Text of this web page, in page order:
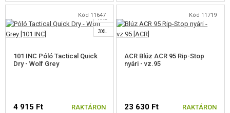
VÁLASSZON MÉRETET VÁLASSZON MÉRETET
Kód 11647
3XL
XXL
XL
101 INC Póló Tactical Quick
Dry - Wolf Grey
4 915 Ft RAKTÁRON
Kód 11719
ACR Blúz ACR 95 Rip-Stop
nyári - vz.95
23 630 Ft RAKTÁRON